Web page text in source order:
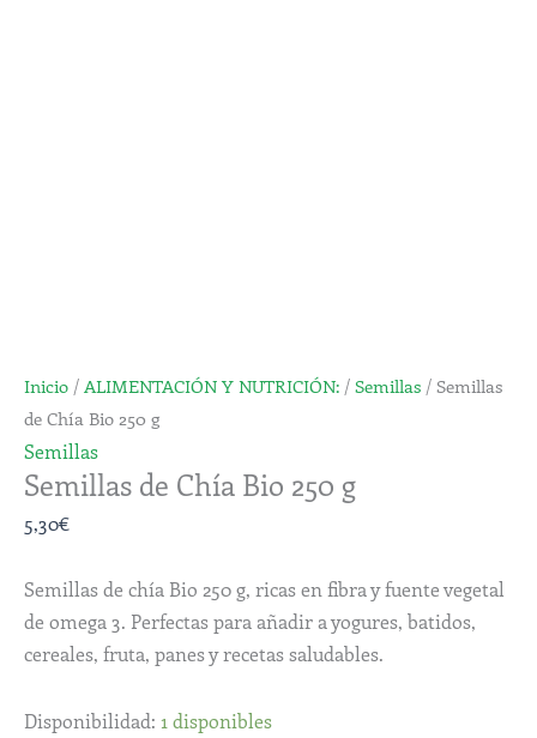
Inicio / ALIMENTACIÓN Y NUTRICIÓN: / Semillas / Semillas
de Chía Bio 250 g
Semillas
Semillas de Chía Bio 250 g
5,30€
Semillas de chía Bio 250 g, ricas en fibra y fuente vegetal
de omega 3. Perfectas para añadir a yogures, batidos,
cereales, fruta, panes y recetas saludables.
Disponibilidad: 1 disponibles